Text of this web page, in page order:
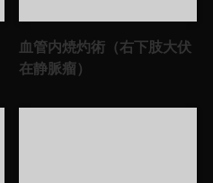
血管内焼灼術（右下肢大伏
在静脈瘤）